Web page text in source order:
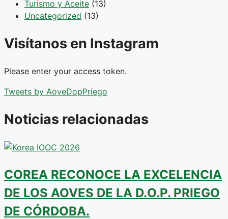
Turismo y Aceite (13)
Uncategorized (13)
Visítanos en Instagram
Please enter your access token.
Tweets by AoveDopPriego
Noticias relacionadas
COREA RECONOCE LA EXCELENCIA
DE LOS AOVES DE LA D.O.P. PRIEGO
DE CÓRDOBA.